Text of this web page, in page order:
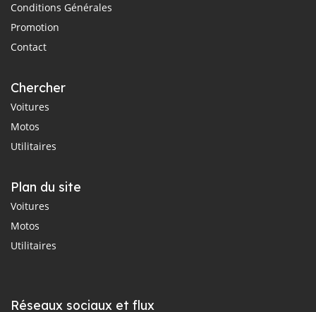
Conditions Générales
Promotion
Contact
Chercher
Voitures
Motos
Utilitaires
Plan du site
Voitures
Motos
Utilitaires
Réseaux sociaux et flux